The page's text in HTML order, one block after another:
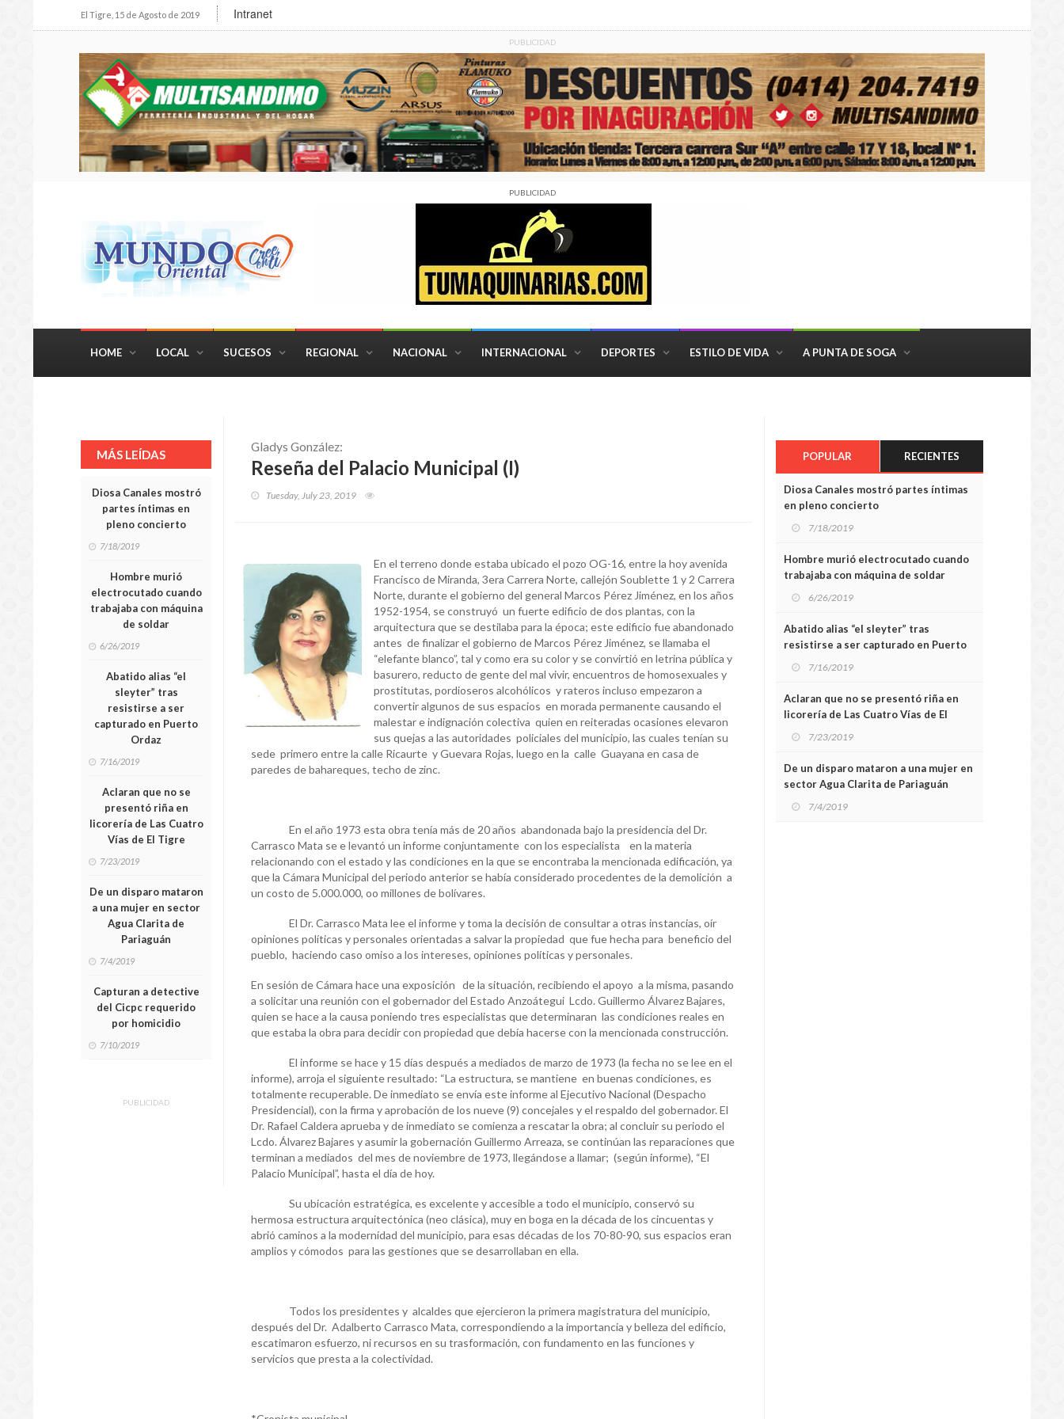
El Tigre, 15 de Agosto de 2019 Intranet
PUBLICIDAD
PUBLICIDAD
HOME LOCAL SUCESOS REGIONAL NACIONAL INTERNACIONAL DEPORTES ESTILO DE VIDA A PUNTA DE SOGA
MÁS LEÍDAS
Diosa Canales mostró
partes íntimas en
pleno concierto
7/18/2019
Hombre murió
electrocutado cuando
trabajaba con máquina
de soldar
6/26/2019
Abatido alias “el
sleyter” tras
resistirse a ser
capturado en Puerto
Ordaz
7/16/2019
Aclaran que no se
presentó riña en
licorería de Las Cuatro
Vías de El Tigre
7/23/2019
De un disparo mataron
a una mujer en sector
Agua Clarita de
Pariaguán
7/4/2019
Capturan a detective
del Cicpc requerido
por homicidio
7/10/2019
PUBLICIDAD
Gladys González:
Reseña del Palacio Municipal (I)
Tuesday, July 23, 2019
En el terreno donde estaba ubicado el pozo OG-16, entre la hoy avenida
Francisco de Miranda, 3era Carrera Norte, callejón Soublette 1 y 2 Carrera
Norte, durante el gobierno del general Marcos Pérez Jiménez, en los años
1952-1954, se construyó un fuerte edificio de dos plantas, con la
arquitectura que se destilaba para la época; este edificio fue abandonado
antes de finalizar el gobierno de Marcos Pérez Jiménez, se llamaba el
“elefante blanco”, tal y como era su color y se convirtió en letrina pública y
basurero, reducto de gente del mal vivir, encuentros de homosexuales y
prostitutas, pordioseros alcohólicos y rateros incluso empezaron a
convertir algunos de sus espacios en morada permanente causando el
malestar e indignación colectiva quien en reiteradas ocasiones elevaron
sus quejas a las autoridades policiales del municipio, las cuales tenían su
sede primero entre la calle Ricaurte y Guevara Rojas, luego en la calle Guayana en casa de
paredes de bahareques, techo de zinc.
En el año 1973 esta obra tenía más de 20 años abandonada bajo la presidencia del Dr.
Carrasco Mata se e levantó un informe conjuntamente con los especialista en la materia
relacionando con el estado y las condiciones en la que se encontraba la mencionada edificación, ya
que la Cámara Municipal del periodo anterior se había considerado procedentes de la demolición a
un costo de 5.000.000, oo millones de bolívares.
El Dr. Carrasco Mata lee el informe y toma la decisión de consultar a otras instancias, oír
opiniones políticas y personales orientadas a salvar la propiedad que fue hecha para beneficio del
pueblo, haciendo caso omiso a los intereses, opiniones políticas y personales.
En sesión de Cámara hace una exposición de la situación, recibiendo el apoyo a la misma, pasando
a solicitar una reunión con el gobernador del Estado Anzoátegui Lcdo. Guillermo Álvarez Bajares,
quien se hace a la causa poniendo tres especialistas que determinaran las condiciones reales en
que estaba la obra para decidir con propiedad que debía hacerse con la mencionada construcción.
El informe se hace y 15 días después a mediados de marzo de 1973 (la fecha no se lee en el
informe), arroja el siguiente resultado: “La estructura, se mantiene en buenas condiciones, es
totalmente recuperable. De inmediato se envía este informe al Ejecutivo Nacional (Despacho
Presidencial), con la firma y aprobación de los nueve (9) concejales y el respaldo del gobernador. El
Dr. Rafael Caldera aprueba y de inmediato se comienza a rescatar la obra; al concluir su periodo el
Lcdo. Álvarez Bajares y asumir la gobernación Guillermo Arreaza, se continúan las reparaciones que
terminan a mediados del mes de noviembre de 1973, llegándose a llamar; (según informe), “El
Palacio Municipal”, hasta el día de hoy.
Su ubicación estratégica, es excelente y accesible a todo el municipio, conservó su
hermosa estructura arquitectónica (neo clásica), muy en boga en la década de los cincuentas y
abrió caminos a la modernidad del municipio, para esas décadas de los 70-80-90, sus espacios eran
amplios y cómodos para las gestiones que se desarrollaban en ella.
Todos los presidentes y alcaldes que ejercieron la primera magistratura del municipio,
después del Dr. Adalberto Carrasco Mata, correspondiendo a la importancia y belleza del edificio,
escatimaron esfuerzo, ni recursos en su trasformación, con fundamento en las funciones y
servicios que presta a la colectividad.
POPULAR RECIENTES
Diosa Canales mostró partes íntimas
en pleno concierto
7/18/2019
Hombre murió electrocutado cuando
trabajaba con máquina de soldar
6/26/2019
Abatido alias “el sleyter” tras
resistirse a ser capturado en Puerto
7/16/2019
Aclaran que no se presentó riña en
licorería de Las Cuatro Vías de El
7/23/2019
De un disparo mataron a una mujer en
sector Agua Clarita de Pariaguán
7/4/2019